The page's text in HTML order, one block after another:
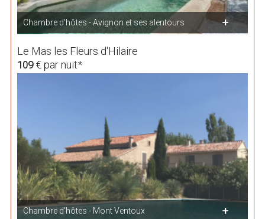
Chambre d'hôtes - Avignon et ses alentours
Le Mas les Fleurs d'Hilaire
109€ par nuit*
Chambre d'hôtes - Mont Ventoux